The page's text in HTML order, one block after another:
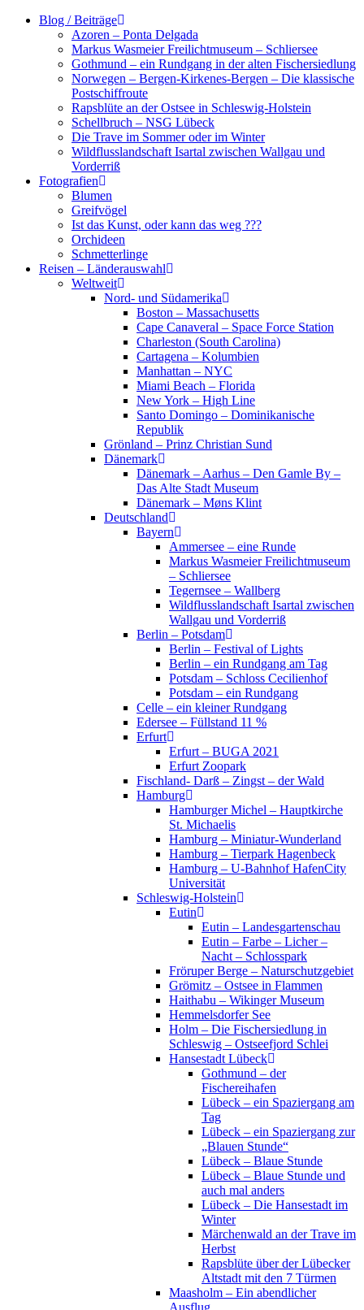
Zum
Blog / Beiträge
Azoren – Ponta Delgada
Markus Wasmeier Freilichtmuseum – Schliersee
Gothmund – ein Rundgang in der alten Fischersiedlung
Norwegen – Bergen-Kirkenes-Bergen – Die klassische
Postschiffroute
Rapsblüte an der Ostsee in Schleswig-Holstein
Schellbruch – NSG Lübeck
Die Trave im Sommer oder im Winter
Wildflusslandschaft Isartal zwischen Wallgau und
Vorderriß
Fotografien
Blumen
Greifvögel
Ist das Kunst, oder kann das weg ???
Orchideen
Schmetterlinge
Reisen – Länderauswahl
Weltweit
Nord- und Südamerika
Boston – Massachusetts
Cape Canaveral – Space Force Station
Charleston (South Carolina)
Cartagena – Kolumbien
Manhattan – NYC
Miami Beach – Florida
New York – High Line
Santo Domingo – Dominikanische
Republik
Grönland – Prinz Christian Sund
Dänemark
Dänemark – Aarhus – Den Gamle By –
Das Alte Stadt Museum
Dänemark – Møns Klint
Deutschland
Bayern
Ammersee – eine Runde
Markus Wasmeier Freilichtmuseum
– Schliersee
Tegernsee – Wallberg
Wildflusslandschaft Isartal zwischen
Wallgau und Vorderriß
Berlin – Potsdam
Berlin – Festival of Lights
Berlin – ein Rundgang am Tag
Potsdam – Schloss Cecilienhof
Potsdam – ein Rundgang
Celle – ein kleiner Rundgang
Edersee – Füllstand 11 %
Erfurt
Erfurt – BUGA 2021
Erfurt Zoopark
Fischland- Darß – Zingst – der Wald
Hamburg
Hamburger Michel – Hauptkirche
St. Michaelis
Hamburg – Miniatur-Wunderland
Hamburg – Tierpark Hagenbeck
Hamburg – U-Bahnhof HafenCity
Universität
Schleswig-Holstein
Eutin
Eutin – Landesgartenschau
Eutin – Farbe – Licher –
Nacht – Schlosspark
Fröruper Berge – Naturschutzgebiet
Grömitz – Ostsee in Flammen
Haithabu – Wikinger Museum
Hemmelsdorfer See
Holm – Die Fischersiedlung in
Schleswig – Ostseefjord Schlei
Hansestadt Lübeck
Gothmund – der
Fischereihafen
Lübeck – ein Spaziergang am
Tag
Lübeck – ein Spaziergang zur
„Blauen Stunde“
Lübeck – Blaue Stunde
Lübeck – Blaue Stunde und
auch mal anders
Lübeck – Die Hansestadt im
Winter
Märchenwald an der Trave im
Herbst
Rapsblüte über der Lübecker
Altstadt mit den 7 Türmen
Maasholm – Ein abendlicher
Ausflug